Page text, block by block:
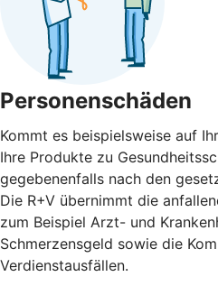
Personenschäden
Kommt es beispielsweise auf
Ihre Produkte zu
gegebenenfalls nach den
Die R+V übernimmt die
zum Beispiel Arzt- und
Schmerzensgeld sowie die
Verdienstausfällen.